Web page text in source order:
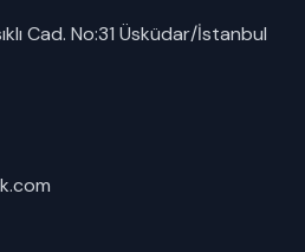
Cad. No:31 Üsküdar/İstanbul